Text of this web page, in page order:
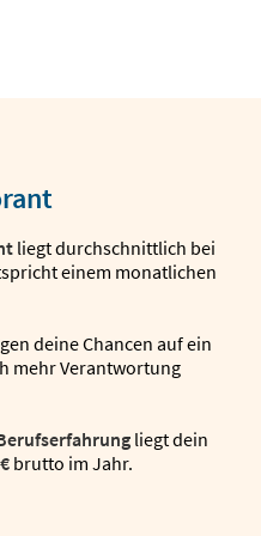
liegt durchschnittlich bei
einem monatlichen
deine Chancen auf ein
mehr Verantwortung
liegt dein
brutto im Jahr.